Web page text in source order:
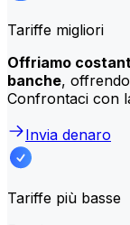
Tariffe migliori
Offriamo
banche,
Confrontaci con
Invia denaro
Tariffe più basse